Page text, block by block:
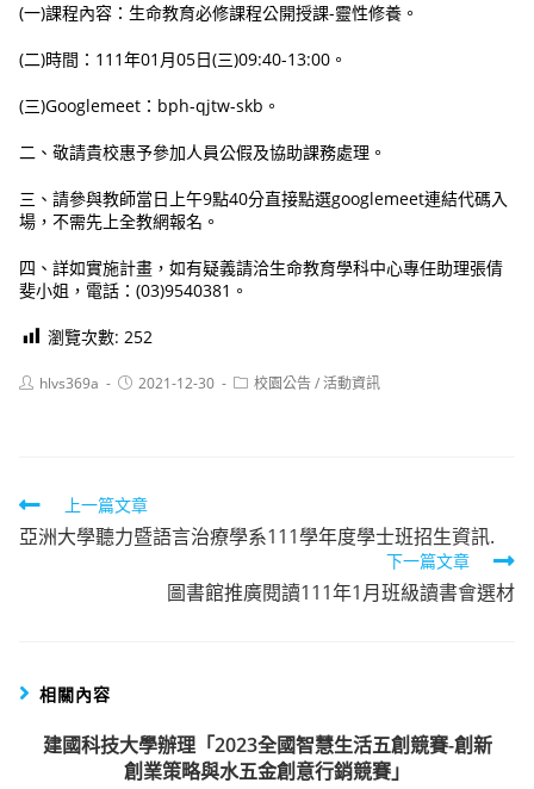
(一)課程內容：生命教育必修課程公開授課-靈性修養。
(二)時間：111年01月05日(三)09:40-13:00。
(三)Googlemeet：bph-qjtw-skb。
二、敬請貴校惠予參加人員公假及協助課務處理。
三、請參與教師當日上午9點40分直接點選googlemeet連結代碼入
場，不需先上全教網報名。
四、詳如實施計畫，如有疑義請洽生命教育學科中心專任助理張倩
斐小姐，電話：(03)9540381。
瀏覽次數: 252
Posthlvs369a
Post2021-12-30
Post校園公告/活動資訊
Read
more
上一篇文章
亞洲大學聽力暨語言治療學系111學年度學士班招生資訊.
下一篇文章
圖書館推廣閱讀111年1月班級讀書會選材
相關內容
建國科技大學辦理「2023全國智慧生活五創競賽-創新
創業策略與水五金創意行銷競賽」